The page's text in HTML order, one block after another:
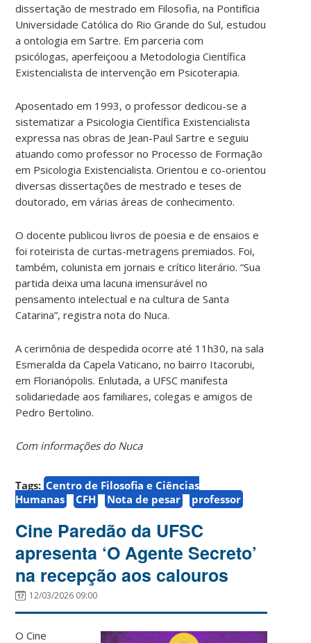
dissertação de mestrado em Filosofia, na Pontifícia
Universidade Católica do Rio Grande do Sul, estudou
a ontologia em Sartre. Em parceria com
psicólogas, aperfeiçoou a Metodologia Científica
Existencialista de intervenção em Psicoterapia.
Aposentado em 1993, o professor dedicou-se a
sistematizar a Psicologia Científica Existencialista
expressa nas obras de Jean-Paul Sartre e seguiu
atuando como professor no Processo de Formação
em Psicologia Existencialista. Orientou e co-orientou
diversas dissertações de mestrado e teses de
doutorado, em várias áreas de conhecimento.
O docente publicou livros de poesia e de ensaios e
foi roteirista de curtas-metragens premiados. Foi,
também, colunista em jornais e crítico literário. “Sua
partida deixa uma lacuna imensurável no
pensamento intelectual e na cultura de Santa
Catarina”, registra nota do Nuca.
A cerimônia de despedida ocorre até 11h30, na sala
Esmeralda da Capela Vaticano, no bairro Itacorubi,
em Florianópolis. Enlutada, a UFSC manifesta
solidariedade aos familiares, colegas e amigos de
Pedro Bertolino.
Com informações do Nuca
Tags: Centro de Filosofia e Ciências
Humanas
CFH Nota de pesar professor
Cine Paredão da UFSC
apresenta ‘O Agente Secreto’
na recepção aos calouros
12/03/2026 09:00
O Cine